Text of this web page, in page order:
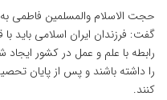
حجت الاسلام والمسلمین فاطمی
گفت: فرزندان ایران اسلامی
رابطه با علم و عمل در کشور
را داشته باشند و پس از پایان
کنند.